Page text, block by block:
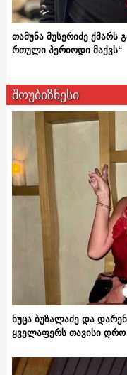
თამუნა მუსერიძე ქმარს
რთული პერიოდი მაქვს“
შოუბიზნესი
ნუცა ბუზალაძე და
ყველაფერს თავისი დრო